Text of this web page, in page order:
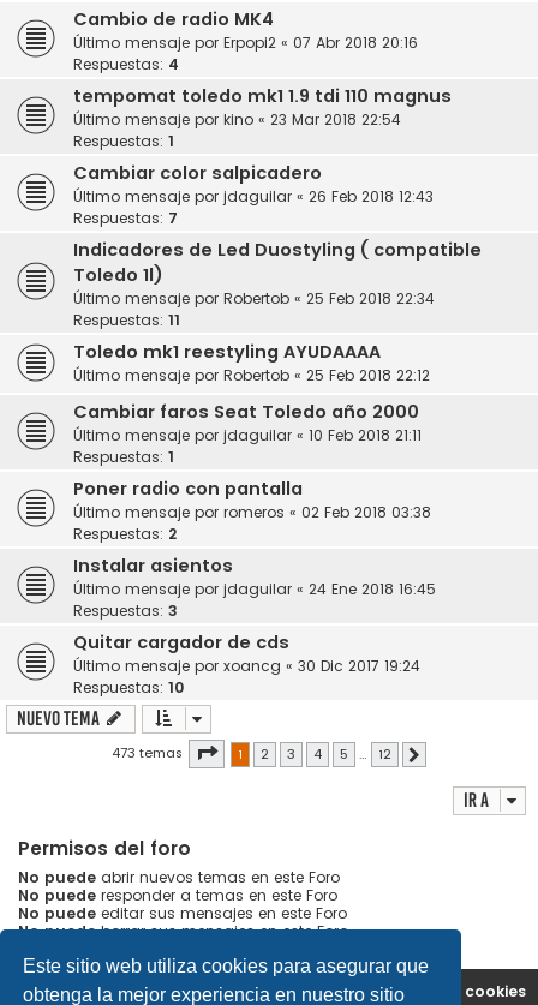
Este sitio web utiliza cookies para asegurar que
obtenga la mejor experiencia en nuestro sitio
Cambio de radio MK4
Último mensaje por Erpopi2 « 07 Abr 2018 20:16
Respuestas: 4
tempomat toledo mk1 1.9 tdi 110 magnus
Último mensaje por kino « 23 Mar 2018 22:54
Respuestas: 1
Cambiar color salpicadero
Último mensaje por jdaguilar « 26 Feb 2018 12:43
Respuestas: 7
Indicadores de Led Duostyling ( compatible
Toledo 1l)
Último mensaje por Robertob « 25 Feb 2018 22:34
Respuestas: 11
Toledo mk1 reestyling AYUDAAAA
Último mensaje por Robertob « 25 Feb 2018 22:12
Cambiar faros Seat Toledo año 2000
Último mensaje por jdaguilar « 10 Feb 2018 21:11
Respuestas: 1
Poner radio con pantalla
Último mensaje por romeros « 02 Feb 2018 03:38
Respuestas: 2
Instalar asientos
Último mensaje por jdaguilar « 24 Ene 2018 16:45
Respuestas: 3
Quitar cargador de cds
Último mensaje por xoancg « 30 Dic 2017 19:24
Respuestas: 10
Nuevo Tema
473 temas Página de 12
1 2 3 4 5 … 12
Ir a
Permisos del foro
No puede abrir nuevos temas en este Foro
No puede responder a temas en este Foro
No puede editar sus mensajes en este Foro
No puedeborrar sus mensajes en este Foro
Portal Índice general Borrar cookies
Contáctenos